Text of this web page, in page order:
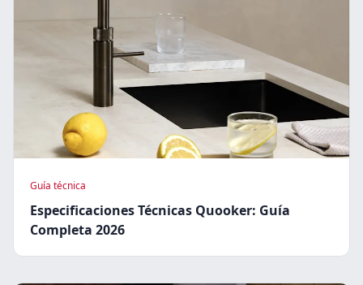
Guía técnica
Especificaciones Técnicas Quooker: Guía
Completa 2026